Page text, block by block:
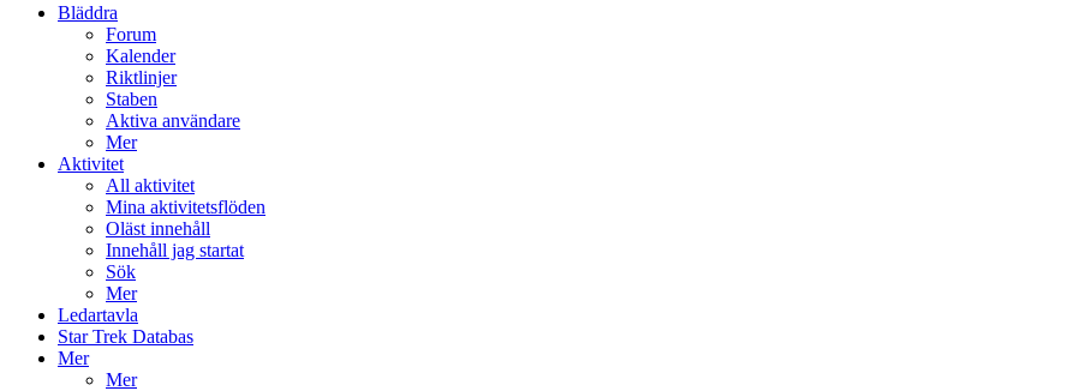
Bläddra
Forum
Kalender
Riktlinjer
Staben
Aktiva användare
Mer
Aktivitet
All aktivitet
Mina aktivitetsflöden
Oläst innehåll
Innehåll jag startat
Sök
Mer
Ledartavla
Star Trek Databas
Mer
Mer